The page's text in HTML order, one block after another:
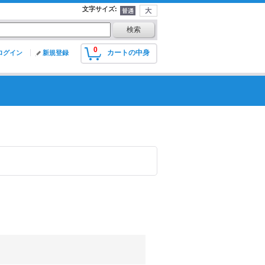
文字サイズ:
0 カートの中身
グイン 新規登録